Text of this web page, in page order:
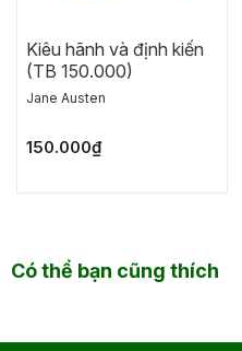
Kiêu hãnh và định kiến
(TB 150.000)
Jane Austen
150.000₫
Có thể bạn cũng thích